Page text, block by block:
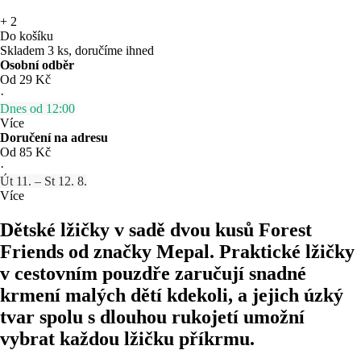
+ 2
Do košíku
Skladem 3 ks, doručíme ihned
Osobní odběr
Od 29 Kč
·
Dnes od 12:00
Více
Doručení na adresu
Od 85 Kč
·
Út 11. – St 12. 8.
Více
Dětské lžičky v sadě dvou kusů Forest
Friends od značky Mepal. Praktické lžičky
v cestovním pouzdře zaručují snadné
krmení malých dětí kdekoli, a jejich úzký
tvar spolu s dlouhou rukojetí umožní
vybrat každou lžičku příkrmu.